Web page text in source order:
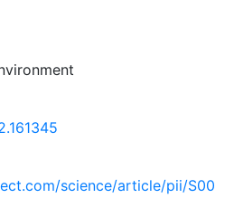
science/article/pii/S00